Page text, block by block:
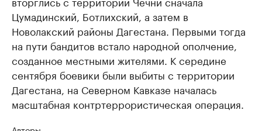
Цумадинский, Ботлихский, а затем в
Новолакский районы Дагестана. Первыми тогда
на пути бандитов встало народной ополчение,
созданное местными жителями. К середине
сентября боевики были выбиты с территории
Дагестана, на Северном Кавказе началась
масштабная контртеррористическая операция.